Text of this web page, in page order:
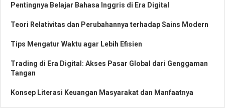
Pentingnya Belajar Bahasa Inggris di Era Digital
Teori Relativitas dan Perubahannya terhadap Sains Modern
Tips Mengatur Waktu agar Lebih Efisien
Trading di Era Digital: Akses Pasar Global dari Genggaman
Tangan
Konsep Literasi Keuangan Masyarakat dan Manfaatnya